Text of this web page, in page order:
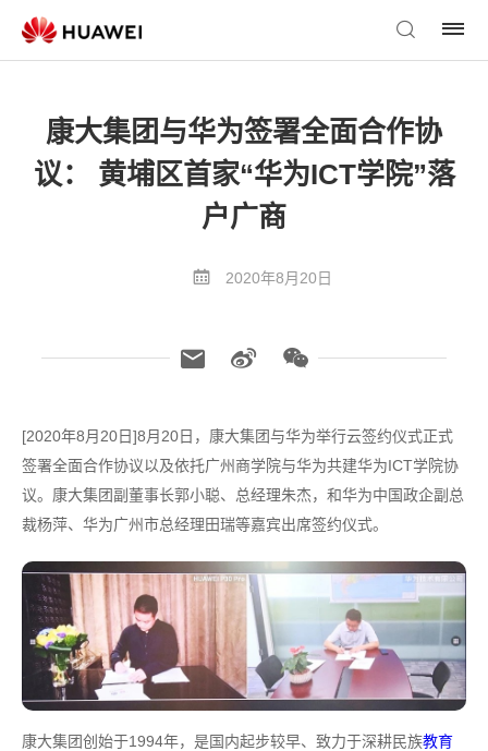
康大集团与华为签署全面合作协
议： 黄埔区首家“华为ICT学院”落
户广商
2020年8月20日
[2020年8月20日]8月20日，康大集团与华为举行云签约仪式正式
签署全面合作协议以及依托广州商学院与华为共建华为ICT学院协
议。康大集团副董事长郭小聪、总经理朱杰，和华为中国政企副总
裁杨萍、华为广州市总经理田瑞等嘉宾出席签约仪式。
康大集团创始于1994年，是国内起步较早、致力于深耕民族教育